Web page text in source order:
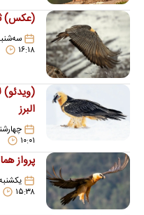
(عکس)
سه‌شنبه ۰۷ اسفند
۱۶:۱۸
البرز
چهارشنبه ۲۸
۱۰:۰۱
پرواز
یکشنبه ۱۱ آذر
۱۵:۳۸